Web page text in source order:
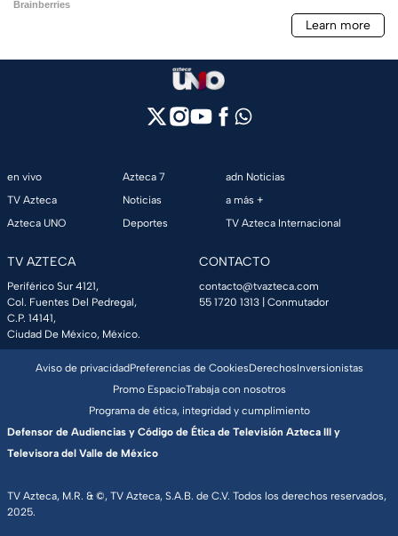
en vivo
TV Azteca
Azteca UNO
Azteca 7
Noticias
Deportes
adn Noticias
a más +
TV Azteca Internacional
TV AZTECA
Periférico Sur 4121,
Col. Fuentes Del Pedregal,
C.P. 14141,
Ciudad De México, México.
CONTACTO
contacto@tvazteca.com
55 1720 1313 | Conmutador
TV Azteca, M.R. & ©, TV Azteca, S.A.B. de C.V. Todos los derechos reservados,
2025.
Aviso de privacidadPreferencias de CookiesDerechosInversionistas
Promo EspacioTrabaja con nosotros
Programa de ética, integridad y cumplimiento
Defensor de Audiencias y Código de Ética de Televisión Azteca III y
Televisora del Valle de México